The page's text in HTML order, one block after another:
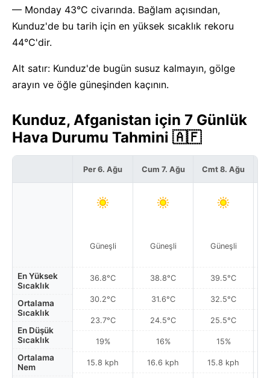
— Monday 43°C civarında. Bağlam açısından,
Kunduz'de bu tarih için en yüksek sıcaklık rekoru
44°C'dir.
Alt satır: Kunduz'de bugün susuz kalmayın, gölge
arayın ve öğle güneşinden kaçının.
Kunduz, Afganistan için 7 Günlük
Hava Durumu Tahmini 🇦🇫
En Yüksek
Sıcaklık
Ortalama
Sıcaklık
En Düşük
Sıcaklık
Ortalama
Nem
Per 6. Ağu
Güneşli
36.8°C
30.2°C
23.7°C
19%
15.8 kph
Cum 7. Ağu
Güneşli
38.8°C
31.6°C
24.5°C
16%
16.6 kph
Cmt 8. Ağu
Güneşli
39.5°C
32.5°C
25.5°C
15%
15.8 kph